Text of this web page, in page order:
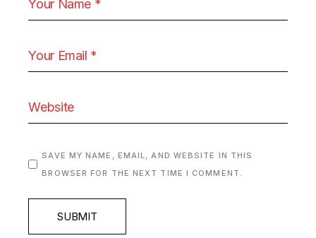
SAVE MY NAME, EMAIL, AND WEBSITE IN THIS
BROWSER FOR THE NEXT TIME I COMMENT.
SUBMIT